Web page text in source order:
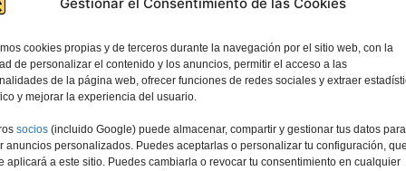
cookies propias y de terceros durante la navegación por el sitio web, con la
de personalizar el contenido y los anuncios, permitir el acceso a las
de la página web, ofrecer funciones de redes sociales y extraer
y mejorar la experiencia del usuario.
socios (incluido Google) puede almacenar, compartir y gestionar tus datos para
anuncios personalizados. Puedes aceptarlas o personalizar tu configuración,
aplicará a este sitio. Puedes cambiarla o revocar tu consentimiento en cualquier
para ti mismo para que puedas acceder a tu
todos nosotros.
tomar decisiones, manifestar metas,
ocurra. Simplemente haga una pregunta,
instantáneo a su sabiduría interior y la